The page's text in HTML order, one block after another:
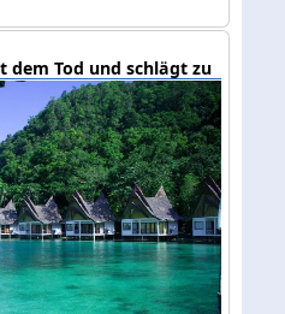
dem Tod und schlägt zu